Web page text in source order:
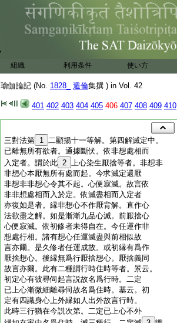
組織 利用条件 使い方
瑜伽論記 (No. 1828_ 遁倫集撰 ) in Vol. 42
401 402 403 404 405 406 407 408 409 410
三對法第 1 二顯揚十一等解。第四解滅定中。
已離無所有欲者。通據斷伏。依非想處相而
入定者。謂於此 2 上心染生厭捨等者。非想非
非想心本厭無所有處而起。今求滅定還厭
非想非非想心令其不起。心便寂滅。故言依
非非想處相而入於定。依滅盡相而入定者
亦復如是者。縁非想心不作厭背解。直作心
法欲盡之解。如是漸漸九品心滅。前厭捨心
心便寂滅。依初修者未得自在。今任運作非
想處行相。諸有想心任運滅盡與前相似故
言亦爾。是久修者任運成故。或初縁有爲作
厭捨想心。後縁無爲行厭捨想心。厭捨義同
故言亦爾。此有二種謂行時住時等者。景云。
初定心有彼尋伺起言説故名爲行時。二定
已上心漸微細離尋伺故名爲住時。基云。初
定有四識身心上外縁如人出外故言行時。
此時三行猶在今説次第。二定已上心不外